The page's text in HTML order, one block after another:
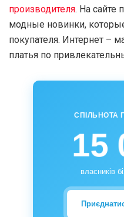
производителя. На сайте
модные новинки,
покупателя. Интернет –
платья по
СПІЛЬНОТА
15
власників